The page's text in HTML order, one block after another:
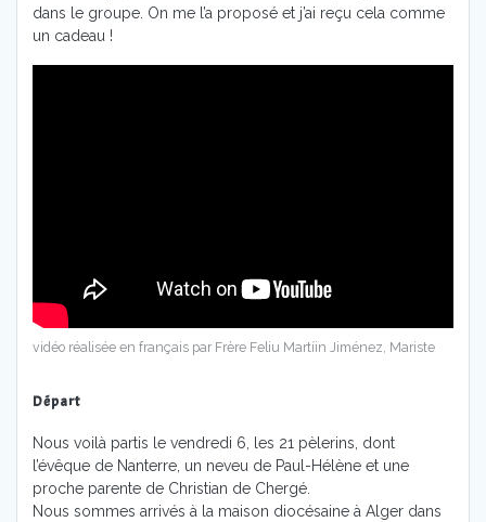
dans le groupe. On me l’a proposé et j’ai reçu cela comme
un cadeau !
vidéo réalisée en français par Frère Feliu Martíin Jiménez, Mariste
Départ
Nous voilà partis le vendredi 6, les 21 pèlerins, dont
l’évêque de Nanterre, un neveu de Paul-Hélène et une
proche parente de Christian de Chergé.
Nous sommes arrivés à la maison diocésaine à Alger dans